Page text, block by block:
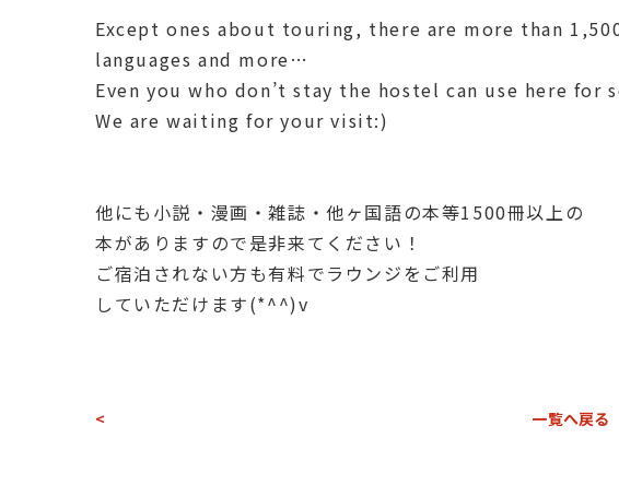
Except ones about touring, there are more than
languages and more…
Even you who don’t stay the hostel can use here for
We are waiting for your visit:)
他にも小説・漫画・雑誌・他ヶ国語の本等1500冊以上の
本がありますので是非来てください！
ご宿泊されない方も有料でラウンジをご利用
していただけます(*^^)v
一覧へ戻る
<